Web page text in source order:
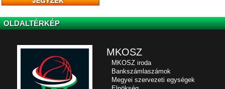
OLDALTÉRKÉP
MKOSZ
MKOSZ iroda
Bankszámlaszámok
Megyei szervezeti egységek